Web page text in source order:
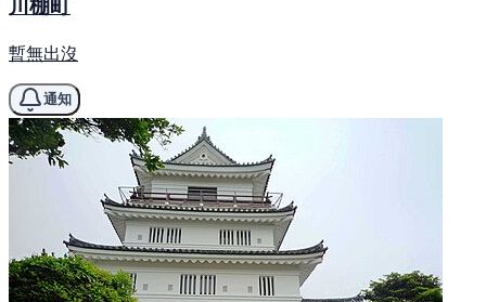
暫無出沒
通知